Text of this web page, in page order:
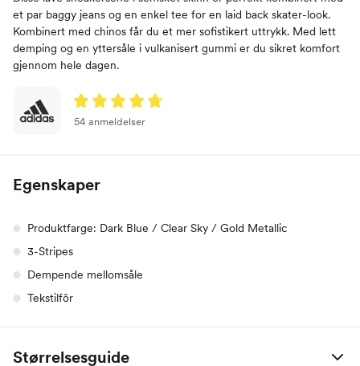
et par baggy jeans og en enkel tee for en laid back skater-look.
Kombinert med chinos får du et mer sofistikert uttrykk. Med lett
demping og en yttersåle i vulkanisert gummi er du sikret komfort
gjennom hele dagen.
54 anmeldelser
Egenskaper
Produktfarge: Dark Blue / Clear Sky / Gold Metallic
3-Stripes
Dempende mellomsåle
Tekstilfôr
Størrelsesguide